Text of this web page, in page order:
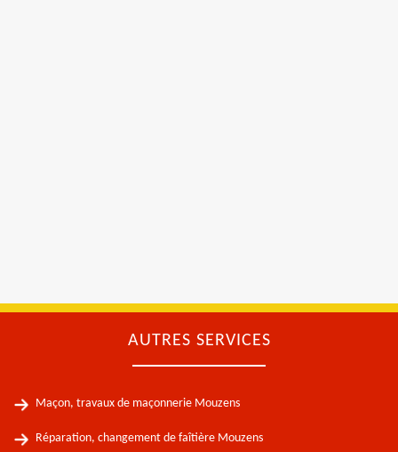
AUTRES SERVICES
Maçon, travaux de maçonnerie Mouzens
Réparation, changement de faîtière Mouzens